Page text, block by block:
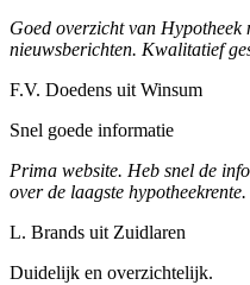
Goed overzicht van Hypotheek
nieuwsberichten. Kwalitatief
F.V. Doedens uit Winsum
Snel goede informatie
Prima website. Heb snel de
over de laagste hypotheekrente.
L. Brands uit Zuidlaren
Duidelijk en overzichtelijk.